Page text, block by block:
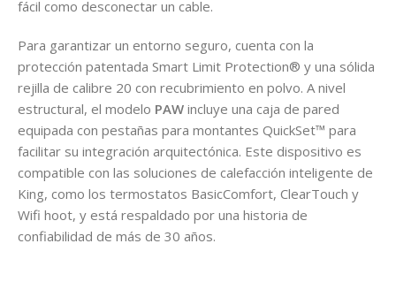
fácil como desconectar un cable.
Para garantizar un entorno seguro, cuenta con la
protección patentada Smart Limit Protection® y una sólida
rejilla de calibre 20 con recubrimiento en polvo. A nivel
estructural, el modelo PAW incluye una caja de pared
equipada con pestañas para montantes QuickSet™ para
facilitar su integración arquitectónica. Este dispositivo es
compatible con las soluciones de calefacción inteligente de
King, como los termostatos BasicComfort, ClearTouch y
Wifi hoot, y está respaldado por una historia de
confiabilidad de más de 30 años.